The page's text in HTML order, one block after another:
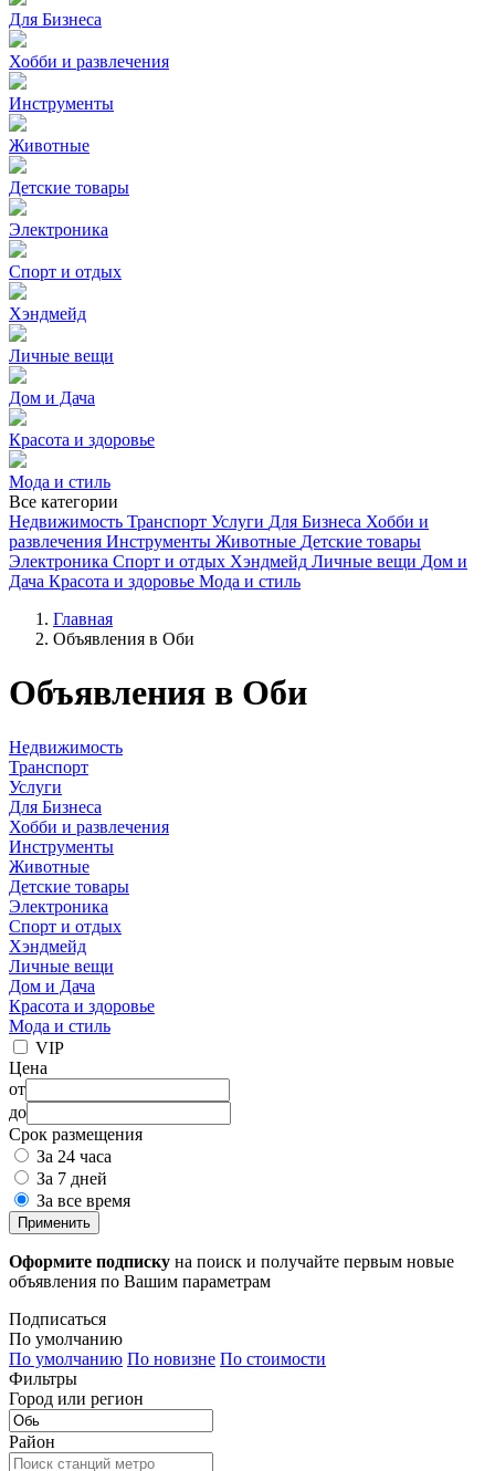
Для Бизнеса
Хобби и развлечения
Инструменты
Животные
Детские товары
Электроника
Спорт и отдых
Хэндмейд
Личные вещи
Дом и Дача
Красота и здоровье
Мода и стиль
Все категории
Недвижимость Транспорт Услуги Для Бизнеса Хобби и
развлечения Инструменты Животные Детские товары
Электроника Спорт и отдых Хэндмейд Личные вещи Дом и
Дача Красота и здоровье Мода и стиль
Главная
Объявления в Оби
Объявления в Оби
Недвижимость
Транспорт
Услуги
Для Бизнеса
Хобби и развлечения
Инструменты
Животные
Детские товары
Электроника
Спорт и отдых
Хэндмейд
Личные вещи
Дом и Дача
Красота и здоровье
Мода и стиль
VIP
Цена
от
до
Срок размещения
За 24 часа
За 7 дней
За все время
Применить
Оформите подписку на поиск и получайте первым новые
объявления по Вашим параметрам
Подписаться
По умолчанию
По умолчанию По новизне По стоимости
Фильтры
Город или регион
Район